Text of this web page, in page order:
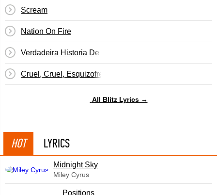
Scream
Nation On Fire
Verdadeira Historia De Adao E Eva
Cruel, Cruel, Esquizofrenetico Blues
All Blitz Lyrics →
HOT LYRICS
Midnight Sky
Miley Cyrus
​Positions